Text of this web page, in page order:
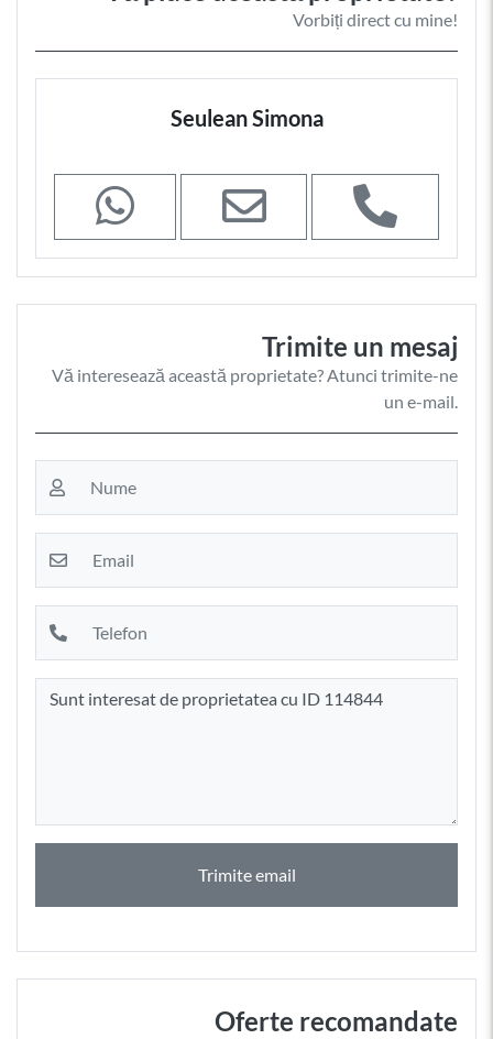
Vorbiți direct cu mine!
Seulean Simona
Trimite un mesaj
Vă interesează această proprietate? Atunci trimite-ne
un e-mail.
Trimite email
Oferte recomandate